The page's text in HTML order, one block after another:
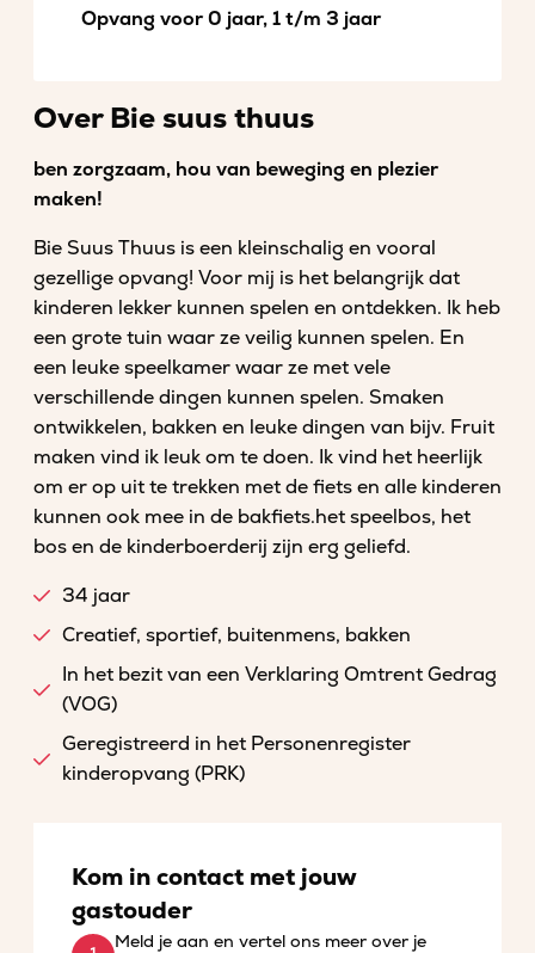
Opvang voor 0 jaar, 1 t/m 3 jaar
Over Bie suus thuus
ben zorgzaam, hou van beweging en plezier
maken!
Bie Suus Thuus is een kleinschalig en vooral
gezellige opvang! Voor mij is het belangrijk dat
kinderen lekker kunnen spelen en ontdekken. Ik heb
een grote tuin waar ze veilig kunnen spelen. En
een leuke speelkamer waar ze met vele
verschillende dingen kunnen spelen. Smaken
ontwikkelen, bakken en leuke dingen van bijv. Fruit
maken vind ik leuk om te doen. Ik vind het heerlijk
om er op uit te trekken met de fiets en alle kinderen
kunnen ook mee in de bakfiets.het speelbos, het
bos en de kinderboerderij zijn erg geliefd.
34 jaar
Creatief, sportief, buitenmens, bakken
In het bezit van een Verklaring Omtrent Gedrag
(VOG)
Geregistreerd in het Personenregister
kinderopvang (PRK)
Kom in contact met jouw
gastouder
Meld je aan en vertel ons meer over je